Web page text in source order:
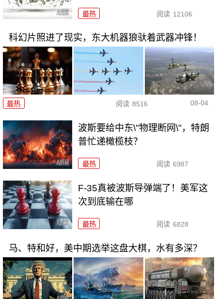
最热 阅读 12106
科幻片照进了现实，东大机器狼驮着武器冲锋！
最热 阅读 8516 08-04
波斯要给中东\"物理断网\"，特朗
普忙递橄榄枝？
最热 阅读 6987
F-35真被波斯导弹端了！美军这
次到底输在哪
最热 阅读 6828
马、特和好，美中期选举这盘大棋，水有多深？